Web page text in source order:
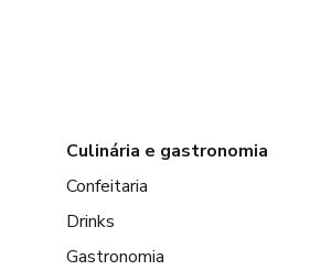
Culinária e gastronomia
Confeitaria
Drinks
Gastronomia